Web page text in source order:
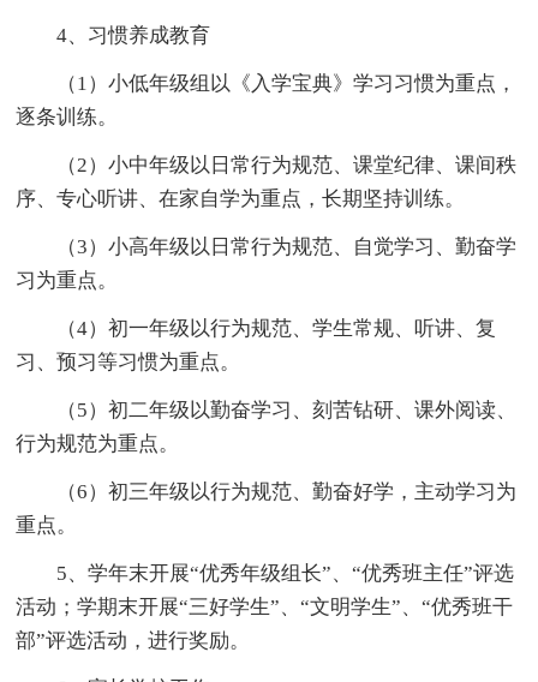
4、习惯养成教育
（1）小低年级组以《入学宝典》学习习惯为重点，
逐条训练。
（2）小中年级以日常行为规范、课堂纪律、课间秩
序、专心听讲、在家自学为重点，长期坚持训练。
（3）小高年级以日常行为规范、自觉学习、勤奋学
习为重点。
（4）初一年级以行为规范、学生常规、听讲、复
习、预习等习惯为重点。
（5）初二年级以勤奋学习、刻苦钻研、课外阅读、
行为规范为重点。
（6）初三年级以行为规范、勤奋好学，主动学习为
重点。
5、学年末开展“优秀年级组长”、“优秀班主任”评选
活动；学期末开展“三好学生”、“文明学生”、“优秀班干
部”评选活动，进行奖励。